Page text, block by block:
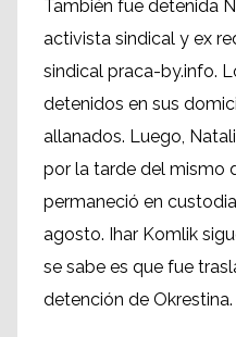
También fue detenida
activista sindical y ex
sindical praca-by.info.
detenidos en sus
allanados. Luego,
por la tarde del mismo
permaneció en
agosto. Ihar Komlik
se sabe es que fue
detención de Okrestina.